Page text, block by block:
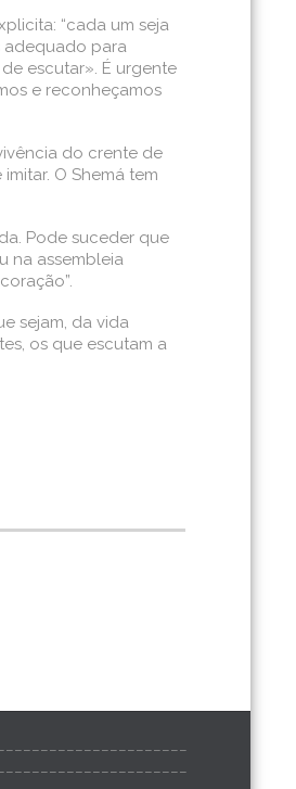
“cada um seja
adequado para
escutar». É urgente
e reconheçamos
do crente de
O Shemá tem
Pode suceder que
na assembleia
sejam, da vida
os que escutam a